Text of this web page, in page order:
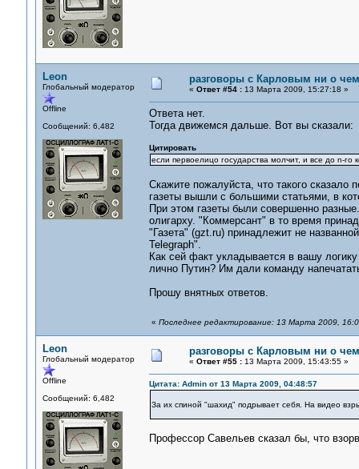
Leon
Глобальный модератор
Offline
Сообщений: 6,482
разговоры с Карловым ни о
« Ответ #54 :13 Марта 2009, 15:27:18 »
Ответа нет.
Тогда движемся дальше. Вот вы сказали:
Цитировать
если первоелицо государства молчит, и все до n-
Скажите пожалуйста, что такого сказало
газеты вышли с большими статьями, в
При этом газеты были совершенно
олигарху. "Коммерсант" в то время
"Газета" (gzt.ru) принадлежит не
Telegraph".
Как сей факт укладывается в вашу
лично Путин? Им дали команду
Прошу внятных ответов.
« Последнее редактирование: 13 Марта 2009,
Leon
Глобальный модератор
Offline
Сообщений: 6,482
разговоры с Карловым ни о
« Ответ #55 :13 Марта 2009, 15:43:55 »
Цитата: Admin от 13 Марта 2009, 04:48:57
За их спиной "шахид" подрывает себя. На видео
Профессор Савельев сказал бы, что